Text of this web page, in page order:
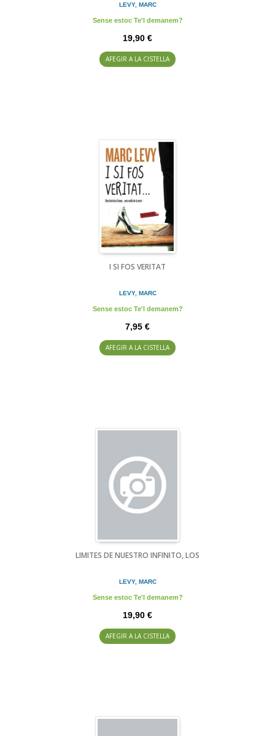
LEVY, MARC
Sense estoc Te'l demanem?
19,90 €
AFEGIR A LA CISTELLA
I SI FOS VERITAT
LEVY, MARC
Sense estoc Te'l demanem?
7,95 €
AFEGIR A LA CISTELLA
LIMITES DE NUESTRO INFINITO, LOS
LEVY, MARC
Sense estoc Te'l demanem?
19,90 €
AFEGIR A LA CISTELLA